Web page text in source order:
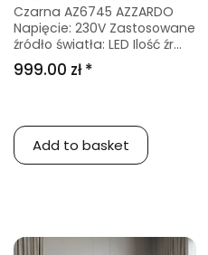
Czarna AZ6745 AZZARDO
Napięcie: 230V Zastosowane
źródło światła: LED Ilość źr...
999.00 zł *
Add to basket